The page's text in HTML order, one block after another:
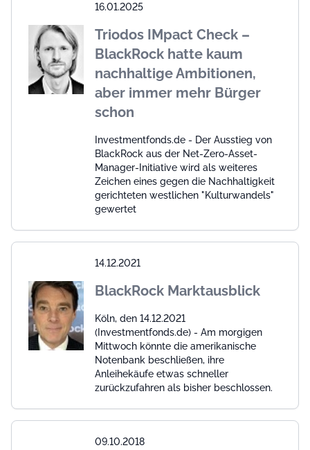
16.01.2025
Triodos IMpact Check –
BlackRock hatte kaum
nachhaltige Ambitionen,
aber immer mehr Bürger
schon
Investmentfonds.de - Der Ausstieg von
BlackRock aus der Net-Zero-Asset-
Manager-Initiative wird als weiteres
Zeichen eines gegen die Nachhaltigkeit
gerichteten westlichen "Kulturwandels"
gewertet
14.12.2021
BlackRock Marktausblick
Köln, den 14.12.2021
(Investmentfonds.de) - Am morgigen
Mittwoch könnte die amerikanische
Notenbank beschließen, ihre
Anleihekäufe etwas schneller
zurückzufahren als bisher beschlossen.
09.10.2018